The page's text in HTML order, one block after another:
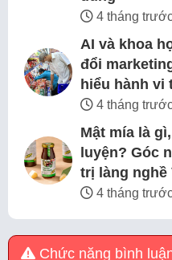
4 tháng
AI và khoa
đổi
hiểu hành vi
4 tháng
Mật mía là
luyện? Góc
trị làng nghề
4 tháng
Chức năng bình